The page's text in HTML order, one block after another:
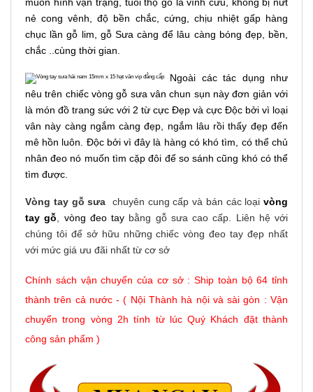
nẻ cong vênh, độ bền chắc, cứng, chịu nhiệt gấp hàng
chục lần gỗ lim, gỗ Sưa càng để lâu càng bóng đẹp, bền,
chắc ..cùng thời gian.
Ngoài các tác dụng như
nêu trên chiếc vòng gỗ sưa vân chun sụn này đơn giản với
là món đồ trang sức với 2 từ cực Đẹp và cực Độc bởi vì loại
vân này càng ngắm càng đẹp, ngắm lâu rồi thấy đẹp đến
mê hồn luôn. Độc bởi vì đây là hàng có khó tìm, có thể chủ
nhân đeo nó muốn tìm cặp đôi để so sánh cũng khó có thể
tìm được.
Vòng tay gỗ sưa chuyên cung cấp và bán các loại vòng
tay gỗ
vòng đeo tay bằng gỗ sưa cao cấp. Liên hệ với
chúng tôi để sở hữu những chiếc vòng đeo tay đẹp nhất
với mức giá ưu đãi nhất từ cơ sở
Chính sách vận chuyển của cơ sở : Ship toàn bộ 64 tỉnh
thành trên cả nước - ( Nội Thành hà nội và sài gòn : Vận
chuyển trong vòng 2h tính từ lúc Quý Khách đặt thành
công sản phẩm )